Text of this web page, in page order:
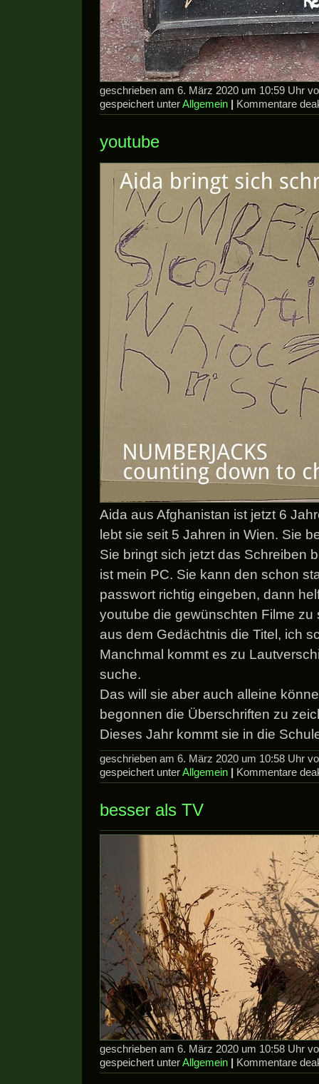
geschrieben am 6. März 2020 um 10:59 Uhr
gespeichert unterAllgemein Kommentare
youtube
Aida aus Afghanistan ist jetzt 6
lebt sie seit 5 Jahren in Wien. Sie
Sie bringt sich jetzt das Schreiben
ist mein PC. Sie kann den schon
passwort richtig eingeben, dann
youtube die gewünschten Filme zu
aus dem Gedächtnis die Titel, ich
Manchmal kommt es zu
suche.
Das will sie aber auch alleine
begonnen die Überschriften zu
Dieses Jahr kommt sie in die
geschrieben am 6. März 2020 um 10:58 Uhr
gespeichert unterAllgemein Kommentare
besser als TV
geschrieben am 6. März 2020 um 10:58 Uhr
gespeichert unterAllgemein Kommentare